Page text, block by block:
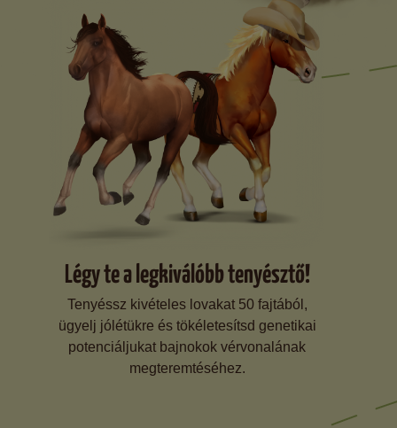
Légy te a legkiválóbb tenyésztő!
Tenyéssz kivételes lovakat 50 fajtából,
ügyelj jólétükre és tökéletesítsd genetikai
potenciáljukat bajnokok vérvonalának
megteremtéséhez.